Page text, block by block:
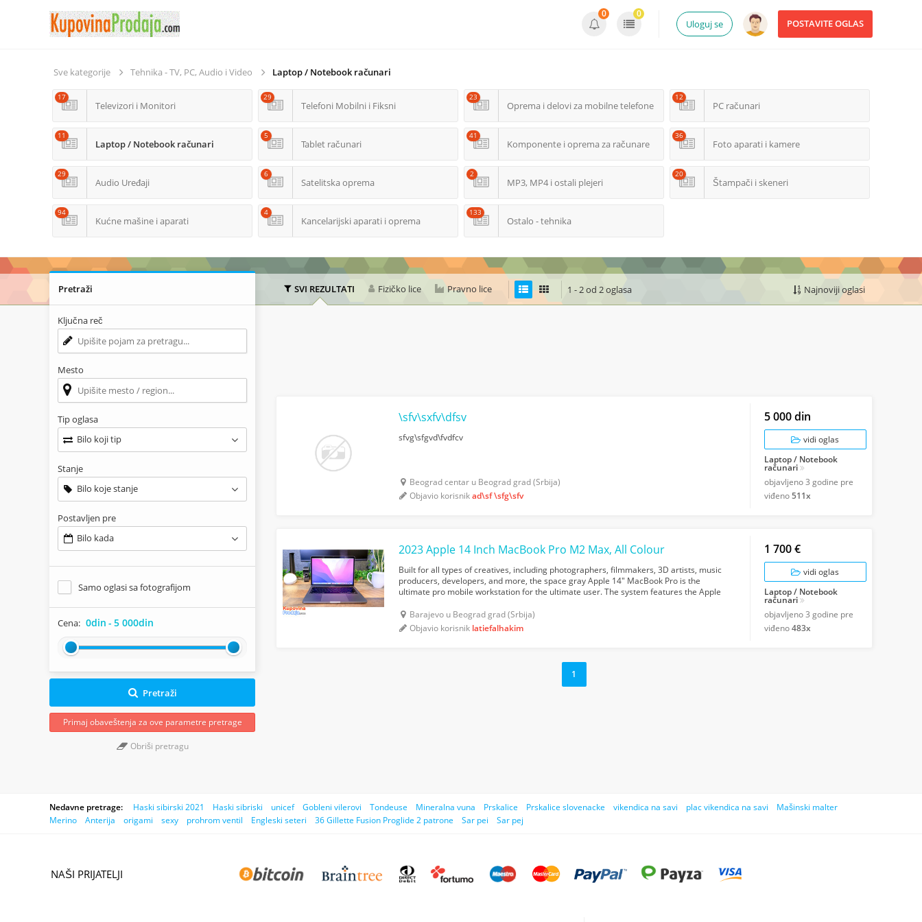
POSTAVITE OGLAS
Uloguj se
0 0
Sve kategorije Tehnika - TV, PC, Audio i Video Laptop / Notebook računari
Televizori i Monitori
17
Telefoni Mobilni i Fiksni
29
Oprema i delovi za mobilne telefone
23
PC računari
12
Laptop / Notebook računari
11
Tablet računari
5
Komponente i oprema za računare
41
Foto aparati i kamere
36
Audio Uređaji
29
Satelitska oprema
6
MP3, MP4 i ostali plejeri
2
Štampači i skeneri
20
Kućne mašine i aparati
94
Kancelarijski aparati i oprema
4
Ostalo - tehnika
133
SVI REZULTATI Fizičko lice Pravno lice 1 - 2 od 2 oglasa Najnoviji oglasi
\sfv\sxfv\dfsv
sfvg\sfgvd\fvdfcv
Beograd centar u Beograd grad (Srbija)
Objavio korisnikad\sf \sfg\sfv
5 000 din
vidi oglas
Laptop / Notebook
računari
objavljeno3 godine pre
viđeno511x
2023 Apple 14 Inch MacBook Pro M2 Max, All Colour
Built for all types of creatives, including photographers, filmmakers, 3D artists, music
producers, developers, and more, the space gray Apple 14" MacBook Pro is the
ultimate pro mobile workstation for the ultimate user. The system features the Apple
Barajevo u Beograd grad (Srbija)
Objavio korisnik latiefalhakim
1 700 €
vidi oglas
Laptop / Notebook
računari
objavljeno3 godine pre
viđeno483x
1
Pretraži
Ključna reč
Mesto
Tip oglasa
Bilo koji tip
Stanje
Bilo koje stanje
Postavljen pre
Bilo kada
Samo oglasi sa fotografijom
Cena: 0din - 5 000din
Pretraži
Primaj obaveštenja za ove parametre pretrage
Obriši pretragu
Nedavne pretrage: Haski sibirski 2021 Haski sibriski unicef Gobleni vilerovi Tondeuse Mineralna vuna Prskalice Prskalice slovenacke vikendica na savi plac vikendica na savi
Mašinski malter
Merino
Anterija origami sexy prohrom ventil Engleski seteri 36 Gillette Fusion Proglide 2 patrone Sar pei Sar pej
NAŠI PRIJATELJI